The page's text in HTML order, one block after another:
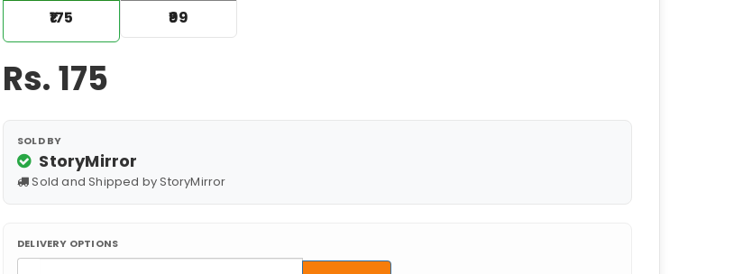
₹175 ₹99
Rs.175
SOLD BY
StoryMirror
Sold and Shipped by StoryMirror
DELIVERY OPTIONS